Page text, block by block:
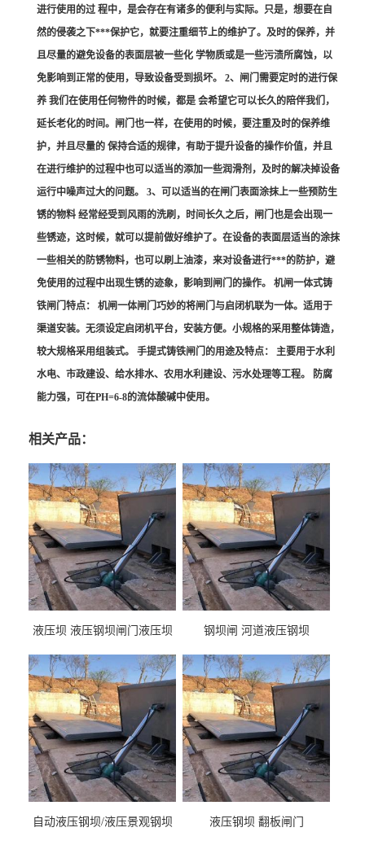
进行使用的过 程中，是会存在有诸多的便利与实际。只是，想要在自
然的侵袭之下***保护它，就要注重细节上的维护了。及时的保养，并
且尽量的避免设备的表面层被一些化 学物质或是一些污渍所腐蚀，以
免影响到正常的使用，导致设备受到损坏。 2、闸门需要定时的进行保
养 我们在使用任何物件的时候，都是 会希望它可以长久的陪伴我们，
延长老化的时间。闸门也一样，在使用的时候，要注重及时的保养维
护，并且尽量的 保持合适的规律，有助于提升设备的操作价值，并且
在进行维护的过程中也可以适当的添加一些润滑剂，及时的解决掉设备
运行中噪声过大的问题。 3、可以适当的在闸门表面涂抹上一些预防生
锈的物料 经常经受到风雨的洗刷，时间长久之后，闸门也是会出现一
些锈迹，这时候，就可以提前做好维护了。在设备的表面层适当的涂抹
一些相关的防锈物料，也可以刷上油漆，来对设备进行***的防护，避
免使用的过程中出现生锈的迹象，影响到闸门的操作。 机闸一体式铸
铁闸门特点： 机闸一体闸门巧妙的将闸门与启闭机联为一体。适用于
渠道安装。无须设定启闭机平台，安装方便。小规格的采用整体铸造，
较大规格采用组装式。 手提式铸铁闸门的用途及特点： 主要用于水利
水电、市政建设、给水排水、农用水利建设、污水处理等工程。 防腐
能力强，可在PH=6-8的流体酸碱中使用。
相关产品：
液压坝 液压钢坝闸门液压坝
钢坝闸 河道液压钢坝
自动液压钢坝/液压景观钢坝 液压钢坝 翻板闸门